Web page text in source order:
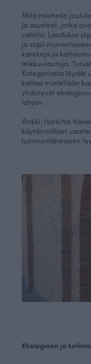
Mitä miehelle
ja asusteet, jotka
valinta. Laadukas
ja sopii
karkkeja ja
leikkuulautoja.
Kategoriasta löydät
kattaa mielellään
yhdistyvät
lahjan.
Vinkki: Harkitse
käytännölliset
luonnonläheiseen
Ekologinen ja